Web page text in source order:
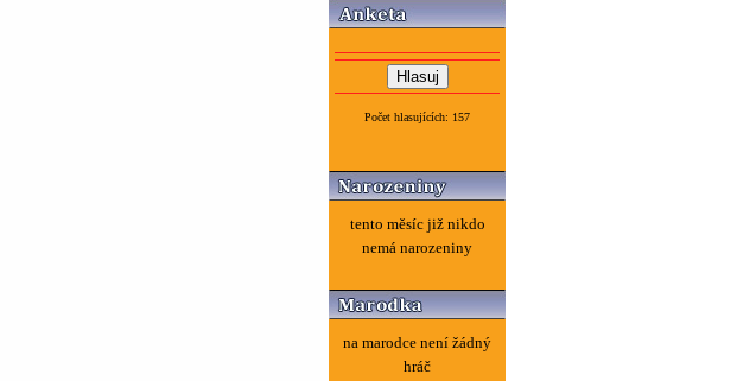
Počet hlasujících: 157
tento měsíc již nikdo
nemá narozeniny
na marodce není žádný
hráč